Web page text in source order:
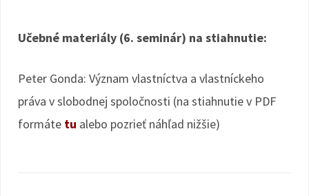
Učebné materiály (6. seminár) na stiahnutie:
Peter Gonda: Význam vlastníctva a vlastníckeho
práva v slobodnej spoločnosti (na stiahnutie v PDF
formáte tu alebo pozrieť náhľad nižšie)